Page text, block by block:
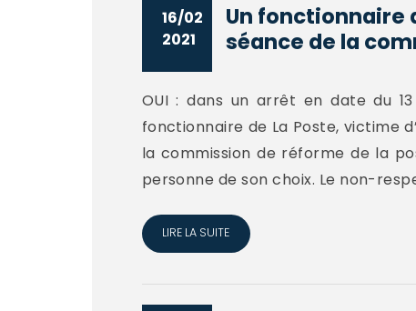
16/02
2021
Un fonctionnaire
séance de la
OUI : dans un arrêt en date du
fonctionnaire de La Poste, victime
la commission de réforme de la
personne de son choix. Le non-
LIRE LA SUITE